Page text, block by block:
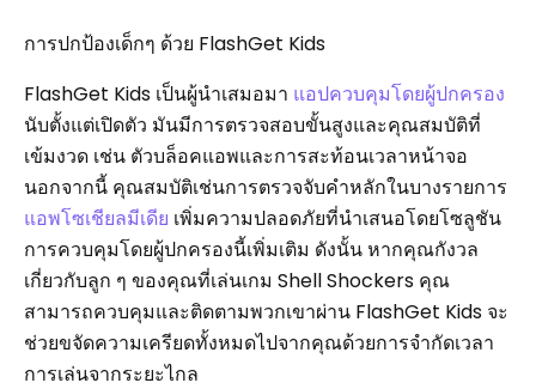
การปกป้องเด็กๆ ด้วย FlashGet Kids
FlashGet Kids เป็นผู้นำเสมอมา แอปควบคุมโดยผู้ปกครอง
นับตั้งแต่เปิดตัว มันมีการตรวจสอบขั้นสูงและคุณสมบัติที่
เข้มงวด เช่น ตัวบล็อคแอพและการสะท้อนเวลาหน้าจอ
นอกจากนี้ คุณสมบัติเช่นการตรวจจับคำหลักในบางรายการ
แอพโซเชียลมีเดีย เพิ่มความปลอดภัยที่นำเสนอโดยโซลูชัน
การควบคุมโดยผู้ปกครองนี้เพิ่มเติม ดังนั้น หากคุณกังวล
เกี่ยวกับลูก ๆ ของคุณที่เล่นเกม Shell Shockers คุณ
สามารถควบคุมและติดตามพวกเขาผ่าน FlashGet Kids จะ
ช่วยขจัดความเครียดทั้งหมดไปจากคุณด้วยการจำกัดเวลา
การเล่นจากระยะไกล